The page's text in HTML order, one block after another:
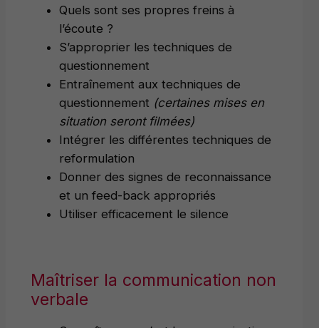
Quels sont ses propres freins à
l’écoute ?
S’approprier les techniques de
questionnement
Entraînement aux techniques de
questionnement (certaines mises en
situation seront filmées)
Intégrer les différentes techniques de
reformulation
Donner des signes de reconnaissance
et un feed-back appropriés
Utiliser efficacement le silence
Maîtriser la communication non
verbale